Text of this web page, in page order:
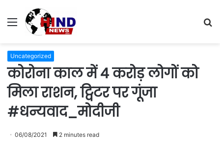
Menu
Uncategorized
कोरोना काल में 4 करोड़ लोगों को
मिला राशन, ट्विटर पर गूंजा
#धन्यवाद_मोदीजी
06/08/2021 2 minutes read